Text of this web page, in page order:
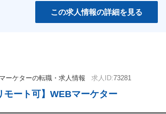
この求人情報の詳細を見る
ーケターの転職・求人情報 求人ID:73281
モート可】WEBマーケター